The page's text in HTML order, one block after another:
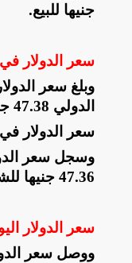
جنيها للبيع.
سعر الدولار في
وبلغ سعر
الدولي 47.38 جنيه للشراء 47.48 جنيها للبيع
سعر الدولار
وسجل سعر
47.36 جنيها للشراء و47.46 جنيها للبيع
سعر الدولار
ووصل سعر